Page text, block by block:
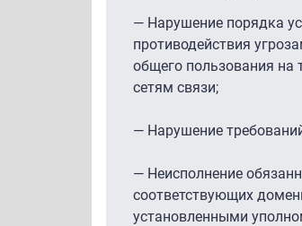
— Нарушение порядка
противодействия
общего пользования на
сетям связи;
— Нарушение
— Неисполнение
соответствующих
установленными